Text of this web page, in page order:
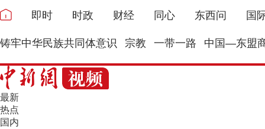
即时 时政 财经 同心 东西问 国
铸牢中华民族共同体意识 宗教 一带一路 中国—东盟
最新
热点
国内